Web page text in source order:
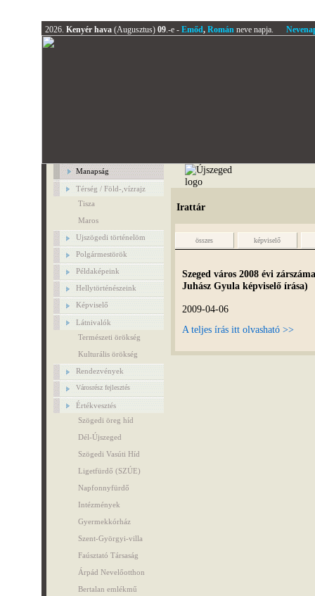
2026. Kenyér hava (Augusztus) 09.-e - Emőd, Románneve napja.
Manapság
Térség / Föld-,vízrajz
Tisza
Maros
Ujszögedi történelöm
Polgármestörök
Példaképeink
Hellytörténészeink
Képviselő
Látnivalók
Természeti örökség
Kulturális örökség
Rendezvények
Városrész fejlesztés
Értékvesztés
Szögedi öreg híd
Dél-Újszeged
Szögedi Vasúti Híd
Ligetfürdő (SZÚE)
Napfonnyfürdő
Intézmények
Gyermekkórház
Szent-Györgyi-villa
Faúsztató Társaság
Árpád Nevelőotthon
Bertalan emlékmű
Irattár
összes képviselő
Szeged város 2008 évi
Juhász Gyula képviselő írása)
2009-04-06
A teljes írás itt olvasható >>